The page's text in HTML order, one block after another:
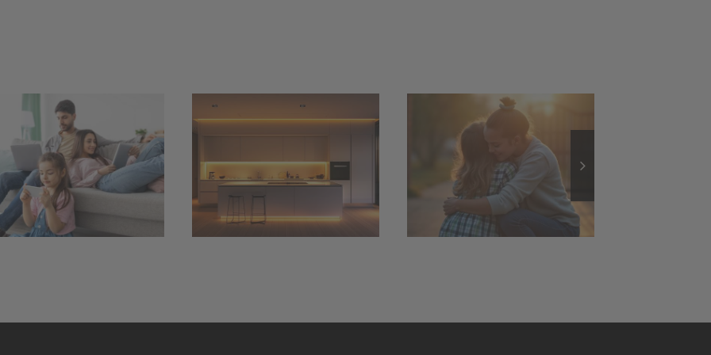
LED-Streifen und
LED-Spots:
Flimmerfreies
Dimmen mit 24-
Konstantspannung
Einbruchschutz
Kamera,
Bewegungsmelder
und
Außenbeleuchtung:
Sicherheit und
stimmungsvolles
Ambiente